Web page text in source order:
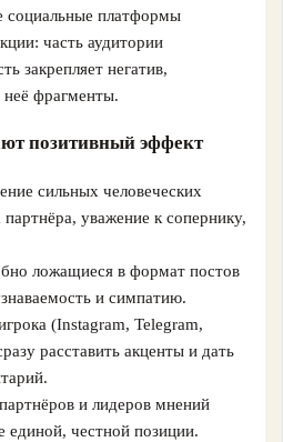
социальные платформы
часть аудитории
закрепляет негатив,
неё фрагменты.
позитивный эффект
сильных человеческих
уважение к сопернику,
ложащиеся в формат постов
и симпатию.
(Instagram, Telegram,
расставить акценты и дать
и лидеров мнений
честной позиции.